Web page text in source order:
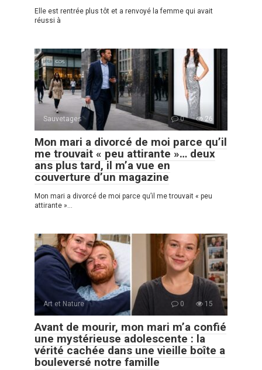
Elle est rentrée plus tôt et a renvoyé la femme qui avait
réussi à
Sauvetages 0 26
Mon mari a divorcé de moi parce qu’il
me trouvait « peu attirante »… deux
ans plus tard, il m’a vue en
couverture d’un magazine
Mon mari a divorcé de moi parce qu’il me trouvait « peu
attirante »…
Art et Nature 0 15
Avant de mourir, mon mari m’a confié
une mystérieuse adolescente : la
vérité cachée dans une vieille boîte a
bouleversé notre famille